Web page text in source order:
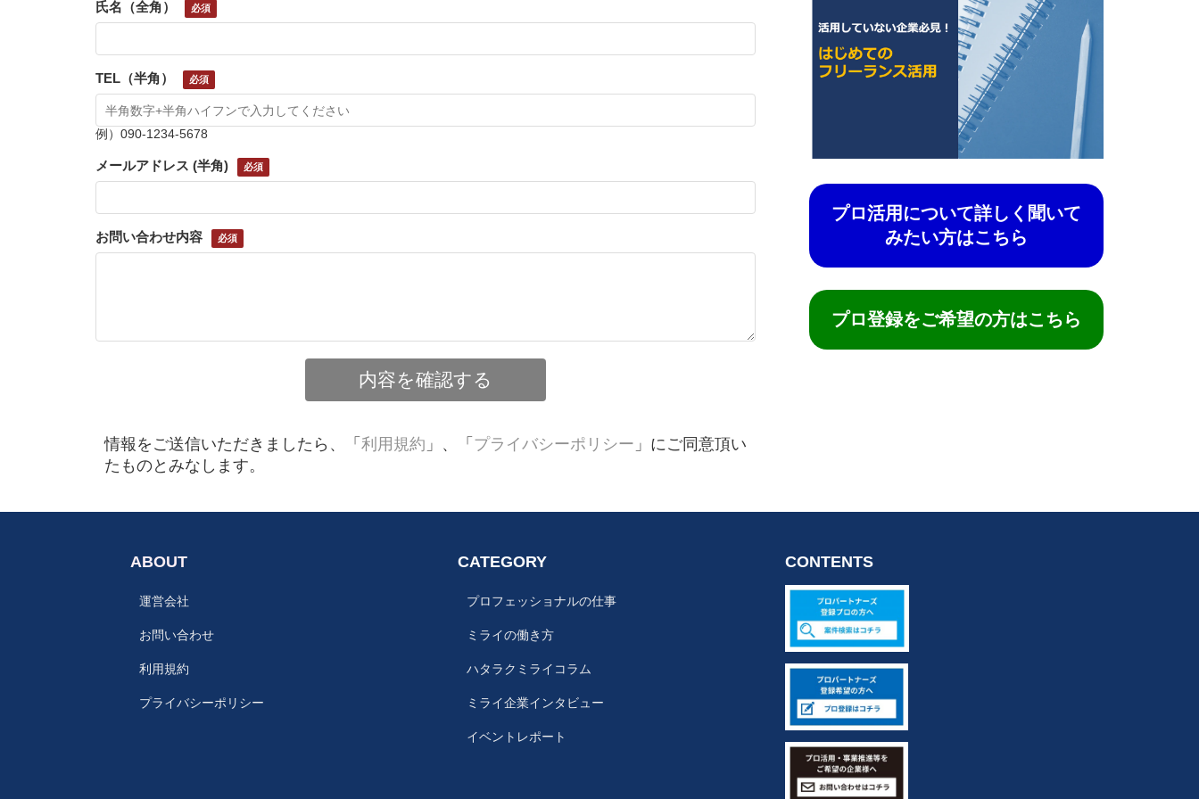
氏名（全角）
TEL（半角）
例）090-1234-5678
メールアドレス (半角)
お問い合わせ内容
情報をご送信いただきましたら、「 利用規約 」、「 プライバシーポリシー 」にご同意頂い
たものとみなします。
プロ活用について詳しく聞いて
みたい方はこちら
プロ登録をご希望の方はこちら
ABOUT
運営会社
お問い合わせ
利用規約
プライバシーポリシー
CATEGORY
プロフェッショナルの仕事
ミライの働き方
ハタラクミライコラム
ミライ企業インタビュー
イベントレポート
CONTENTS